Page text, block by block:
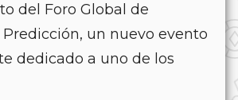
del Foro Global de
un nuevo evento
dedicado a uno de los